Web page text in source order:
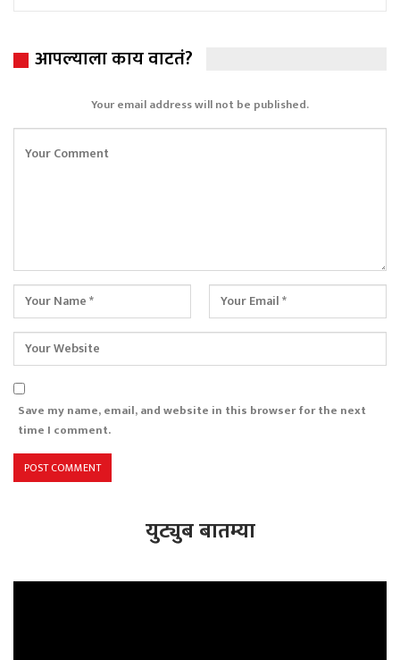
आपल्याला काय वाटतं?
Your email address will not be published.
Save my name, email, and website in this browser for the next
time I comment.
युट्युब बातम्या